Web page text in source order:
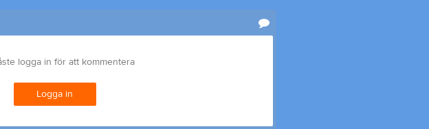
logga in för att kommentera
Logga in